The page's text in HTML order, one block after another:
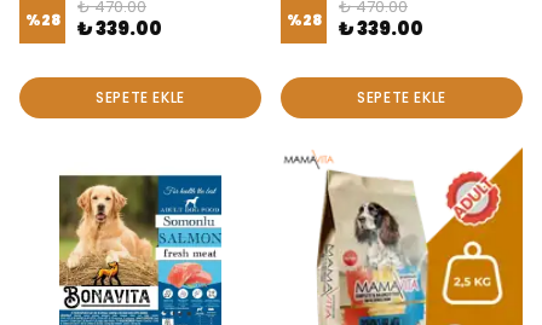
%28
₺ 470.00
₺ 339.00
SEPETE EKLE
%28
₺ 470.00
₺ 339.00
SEPETE EKLE